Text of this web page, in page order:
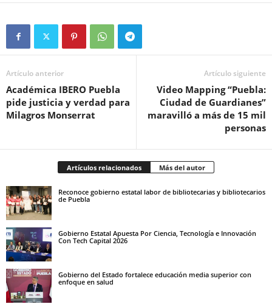
Artículo anterior
Académica IBERO Puebla
pide justicia y verdad para
Milagros Monserrat
Artículo siguiente
Video Mapping “Puebla:
Ciudad de Guardianes”
maravilló a más de 15 mil
personas
Artículos relacionados Más del autor
Reconoce gobierno estatal labor de bibliotecarias y bibliotecarios
de Puebla
Gobierno Estatal Apuesta Por Ciencia, Tecnología e Innovación
Con Tech Capital 2026
Gobierno del Estado fortalece educación media superior con
enfoque en salud